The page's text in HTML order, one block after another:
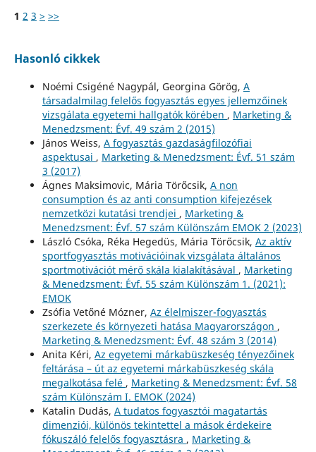
1 2 3 > >>
Hasonló cikkek
Noémi Csigéné Nagypál, Georgina Görög, A
társadalmilag felelős fogyasztás egyes jellemzőinek
vizsgálata egyetemi hallgatók körében , Marketing &
Menedzsment: Évf. 49 szám 2 (2015)
János Weiss, A fogyasztás gazdaságfilozófiai
aspektusai , Marketing & Menedzsment: Évf. 51 szám
3 (2017)
Ágnes Maksimovic, Mária Törőcsik, A non
consumption és az anti consumption kifejezések
nemzetközi kutatási trendjei , Marketing &
Menedzsment: Évf. 57 szám Különszám EMOK 2 (2023)
László Csóka, Réka Hegedüs, Mária Törőcsik, Az aktív
sportfogyasztás motivációinak vizsgálata általános
sportmotivációt mérő skála kialakításával , Marketing
& Menedzsment: Évf. 55 szám Különszám 1. (2021):
EMOK
Zsófia Vetőné Mózner, Az élelmiszer-fogyasztás
szerkezete és környezeti hatása Magyarországon ,
Marketing & Menedzsment: Évf. 48 szám 3 (2014)
Anita Kéri, Az egyetemi márkabüszkeség tényezőinek
feltárása – út az egyetemi márkabüszkeség skála
megalkotása felé , Marketing & Menedzsment: Évf. 58
szám Különszám I. EMOK (2024)
Katalin Dudás, A tudatos fogyasztói magatartás
dimenziói, különös tekintettel a mások érdekeire
fókuszáló felelős fogyasztásra , Marketing &